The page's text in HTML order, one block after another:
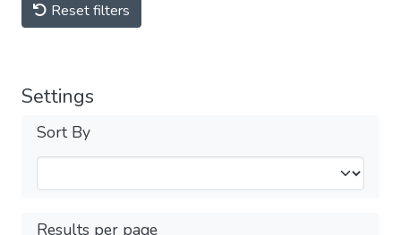
Reset filters
Settings
Sort By
Results per page